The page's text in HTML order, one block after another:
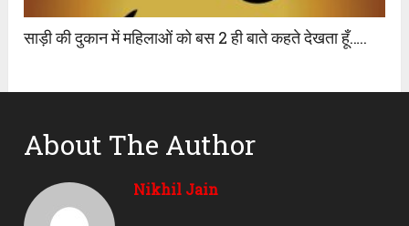
साड़ी की दुकान में महिलाओं को बस 2 ही बाते कहते देखता हूँ…..
About The Author
Nikhil Jain